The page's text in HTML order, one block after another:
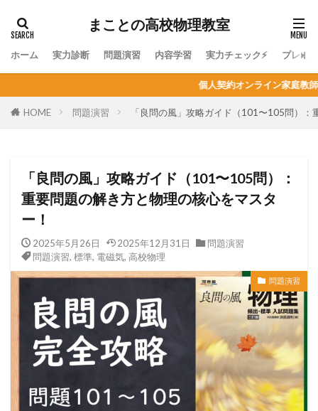
まことの高校物理教室
ホーム 実力診断 問題演習 内容学習 実力チェック⚡ プレミ
個人契約オンライン家庭教師の生徒募集！物理はもちろ
HOME 問題演習 「良問の風」攻略ガイド（101〜105問）
「良問の風」攻略ガイド（101〜105問）：
重要問題の解き方と物理の核心をマスタ
ー！
2025年5月26日 2025年12月31日
問題演習
問題演習, 標準, 電磁気, 高校物理
問題演習